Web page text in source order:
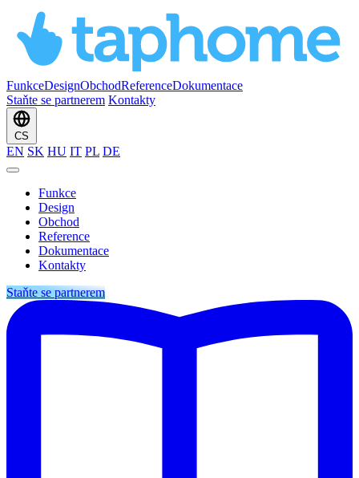
FunkceDesignObchodReferenceDokumentace
Staňte se partnerem Kontakty
CS
EN SK HU IT PL DE
Funkce
Design
Obchod
Reference
Dokumentace
Kontakty
Staňte se partnerem